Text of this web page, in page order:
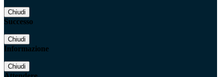
Chiudi
Successo
Chiudi
Informazione
Chiudi